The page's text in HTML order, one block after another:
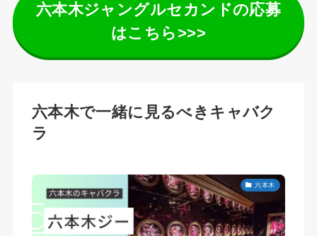
六本木ジャングルセカンドの応募
はこちら>>>
六本木で一緒に見るべきキャバク
ラ
六本木